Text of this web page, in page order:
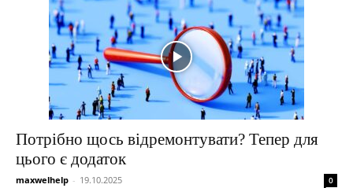
Потрібно щось відремонтувати? Тепер для
цього є додаток
maxwelhelp - 19.10.2025 0